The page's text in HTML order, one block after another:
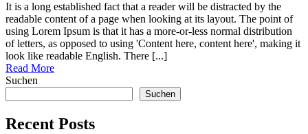
It is a long established fact that a reader will be distracted by the
readable content of a page when looking at its layout. The point of
using Lorem Ipsum is that it has a more-or-less normal distribution
of letters, as opposed to using 'Content here, content here', making it
look like readable English. There [...]
Read More
Suchen
Suchen
Recent Posts